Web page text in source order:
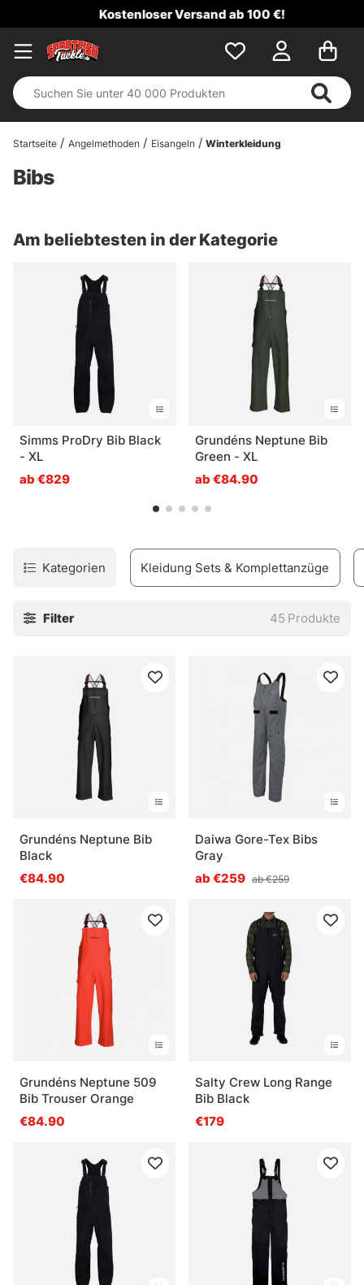
Kostenloser Versand ab 100 €!
Startseite Angelmethoden Eisangeln Winterkleidung
Bibs
Am beliebtesten in der Kategorie
Simms ProDry Bib Black
- XL
ab €829
Grundéns Neptune Bib
Green - XL
ab €84.90
Kategorien Kleidung Sets & Komplettanzüge
Filter 45 Produkte
Grundéns Neptune Bib
Black
€84.90
Daiwa Gore-Tex Bibs
Gray
ab €259 ab €259
Grundéns Neptune 509
Bib Trouser Orange
€84.90
Salty Crew Long Range
Bib Black
€179